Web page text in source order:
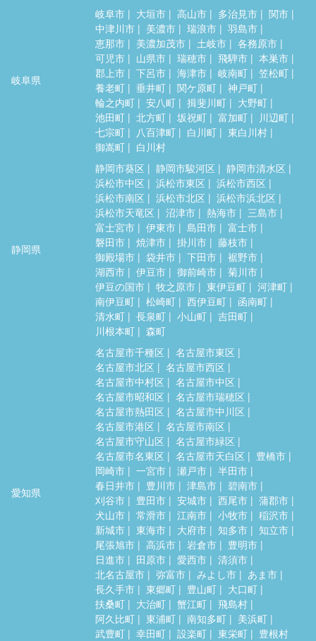
岐阜県
岐阜市 大垣市 高山市 多治見市
関市
中津川市
美濃市 瑞浪市
羽島市
恵那市
美濃加茂市 土岐市
各務原市
可児市
山県市 瑞穂市 飛騨市
本巣市
郡上市
下呂市 海津市 岐南町
笠松町
養老町
垂井町 関ケ原町
神戸町
輪之内町
安八町 揖斐川町
大野町
池田町
北方町 坂祝町 富加町
川辺町
七宗町
八百津町 白川町
東白川村
御嵩町
白川村
静岡県
静岡市葵区 静岡市駿河区
静岡市清水区
浜松市中区
浜松市東区
浜松市西区
浜松市南区
浜松市北区
浜松市浜北区
浜松市天竜区
沼津市 熱海市
三島市
富士宮市
伊東市 島田市
富士市
磐田市
焼津市 掛川市
藤枝市
御殿場市
袋井市 下田市
裾野市
湖西市
伊豆市 御前崎市
菊川市
伊豆の国市
牧之原市 東伊豆町
河津町
南伊豆町
松崎町 西伊豆町
函南町
清水町
長泉町 小山町
吉田町
川根本町
森町
愛知県
名古屋市千種区
名古屋市東区
名古屋市北区
名古屋市西区
名古屋市中村区
名古屋市中区
名古屋市昭和区
名古屋市瑞穂区
名古屋市熱田区
名古屋市中川区
名古屋市港区
名古屋市南区
名古屋市守山区
名古屋市緑区
名古屋市名東区
名古屋市天白区
豊橋市
岡崎市
一宮市 瀬戸市
半田市
春日井市
豊川市 津島市
碧南市
刈谷市
豊田市 安城市 西尾市
蒲郡市
犬山市
常滑市 江南市 小牧市
稲沢市
新城市
東海市 大府市 知多市
知立市
尾張旭市
高浜市 岩倉市
豊明市
日進市
田原市 愛西市
清須市
北名古屋市
弥富市 みよし市
あま市
長久手市
東郷町 豊山町
大口町
扶桑町
大治町 蟹江町
飛島村
阿久比町
東浦町 南知多町
美浜町
武豊町
幸田町 設楽町 東栄町 豊根村